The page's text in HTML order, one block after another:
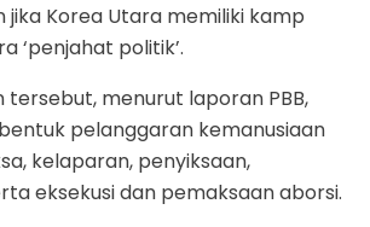
jika Korea Utara memiliki kamp
‘penjahat politik’.
tersebut, menurut laporan PBB,
pelanggaran kemanusiaan
kelaparan, penyiksaan,
eksekusi dan pemaksaan aborsi.